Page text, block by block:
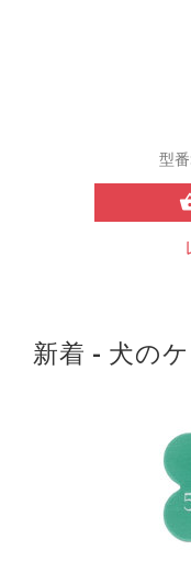
型番:
新着 - 犬の